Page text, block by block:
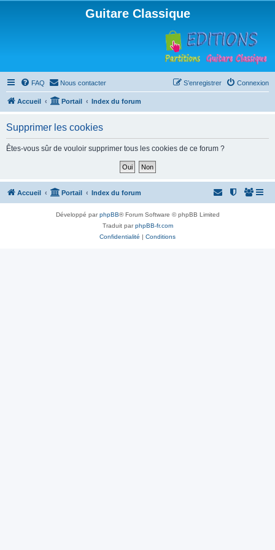
Guitare Classique
FAQ Nous contacter Connexion
S’enregistrer
Accueil Portail Index du forum
Supprimer les cookies
Êtes-vous sûr de vouloir supprimer tous les cookies de ce forum ?
Accueil Portail Index du forum
Développé parphpBB® Forum Software © phpBB Limited
Traduit parphpBB-fr.com
Confidentialité | Conditions